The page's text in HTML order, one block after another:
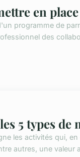
en
programme de
des
5 types de
les activités qui,
autres, une valeur